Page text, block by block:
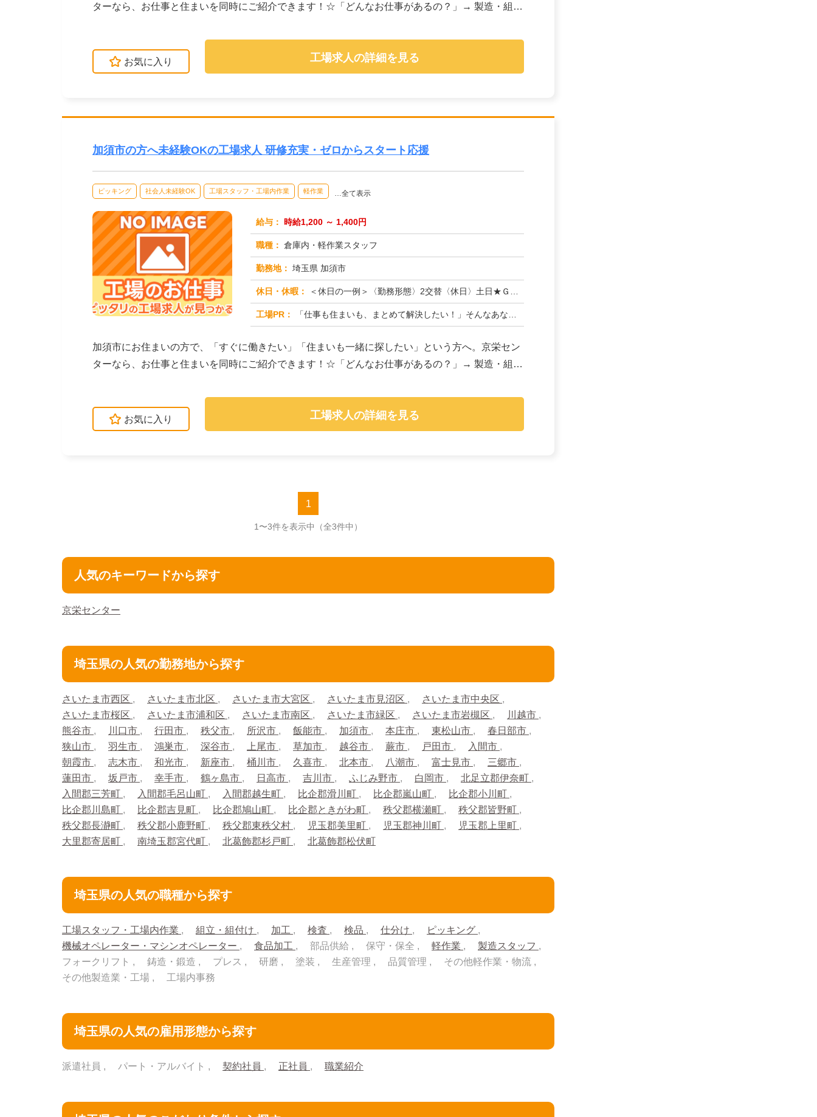
ターなら、お仕事と住まいを同時にご紹介できます！☆「どんなお仕事があるの？」→ 製造・組
お気に入り 工場求人の詳細を見る
加須市の方へ未経験OKの工場求人 研修充実・ゼロからスタート応援
ピッキング 社会人未経験OK 工場スタッフ・工場内作業 軽作業 …全て表示
給与： 時給1,200 ～ 1,400円
職種： 倉庫内・軽作業スタッフ
勤務地： 埼玉県 加須市
休日・休暇： ＜休日の一例＞〈勤務形態〉2交替〈休日〉土日★ＧＷ・夏季・冬季・年末年始休暇あり★有給休暇あり※配属先により休日・...
工場PR： 「仕事も住まいも、まとめて解決したい！」そんなあなたを応援します。株式会社京栄センターでは、全国の工場求人をご紹介...
加須市にお住まいの方で、「すぐに働きたい」「住まいも一緒に探したい」という方へ。京栄セン
ターなら、お仕事と住まいを同時にご紹介できます！☆「どんなお仕事があるの？」→ 製造・組
お気に入り 工場求人の詳細を見る
1
1〜3件を表示中 （全3件中）
人気のキーワードから探す
京栄センター
埼玉県の人気の勤務地から探す
さいたま市西区 さいたま市北区 さいたま市大宮区 さいたま市見沼区
さいたま市中央区
さいたま市桜区
さいたま市浦和区 さいたま市南区 さいたま市緑区 さいたま市岩槻区
川越市
熊谷市
川口市 行田市 秩父市 所沢市 飯能市 加須市 本庄市 東松山市
春日部市
狭山市
羽生市 鴻巣市 深谷市 上尾市 草加市 越谷市 蕨市 戸田市
入間市
朝霞市
志木市 和光市 新座市 桶川市 久喜市 北本市 八潮市 富士見市
三郷市
蓮田市
坂戸市 幸手市 鶴ヶ島市 日高市 吉川市 ふじみ野市 白岡市
北足立郡伊奈町
入間郡三芳町
入間郡毛呂山町 入間郡越生町 比企郡滑川町 比企郡嵐山町
比企郡小川町
比企郡川島町
比企郡吉見町 比企郡鳩山町 比企郡ときがわ町 秩父郡横瀬町
秩父郡皆野町
秩父郡長瀞町
秩父郡小鹿野町 秩父郡東秩父村 児玉郡美里町 児玉郡神川町
児玉郡上里町
大里郡寄居町
南埼玉郡宮代町 北葛飾郡杉戸町 北葛飾郡松伏町
埼玉県の人気の職種から探す
工場スタッフ・工場内作業 組立・組付け 加工 検査 検品 仕分け
ピッキング
機械オペレーター・マシンオペレーター
食品加工 部品供給 保守・保全 軽作業
製造スタッフ
フォークリフト
鋳造・鍛造 プレス 研磨 塗装 生産管理 品質管理
その他軽作業・物流
その他製造業・工場
工場内事務
埼玉県の人気の雇用形態から探す
派遣社員 パート・アルバイト 契約社員 正社員 職業紹介